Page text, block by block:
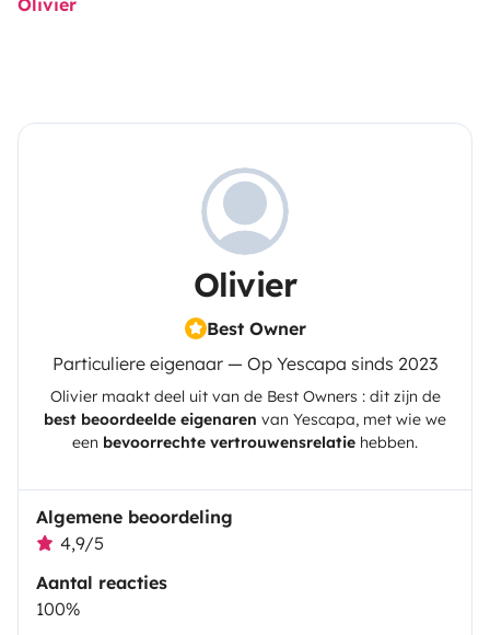
Olivier
Best Owner
Particuliere eigenaar — Op Yescapa sinds 2023
Oliviermaakt deel uit van de Best Owners : dit zijn de
best beoordeelde eigenaren van Yescapa, met wie we
een bevoorrechte vertrouwensrelatie hebben.
Algemene beoordeling
4,9/5
Aantal reacties
100%